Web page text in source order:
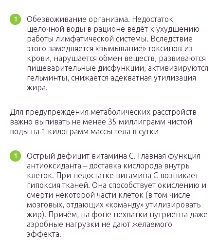
Обезвоживание организма. Недостаток
щелочной воды в рационе ведёт к ухудшению
работы лимфатической системы. Вследствие
этого замедляется «вымывание» токсинов из
крови, нарушается обмен веществ, развиваются
пищеварительные дисфункции, активизируются
гельминты, снижается адекватная утилизация
жира.
Для предупреждения метаболических расстройств
важно выпивать не менее 35 миллиграмм чистой
воды на 1 килограмм массы тела в сутки
Острый дефицит витамина C. Главная функция
антиоксиданта – доставка кислорода внутрь
клеток. При недостатке витамина C возникает
гипоксия тканей. Она способствует окислению и
смерти некоторой части клеток (в том числе
мозговых, отдающих «команду» утилизировать
жир). Причём, на фоне нехватки нутриента даже
аэробные нагрузки не дают желаемого
эффекта.